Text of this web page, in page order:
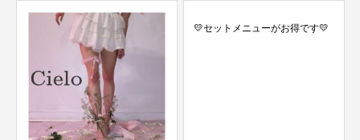
💛セットメニューがお得です💛